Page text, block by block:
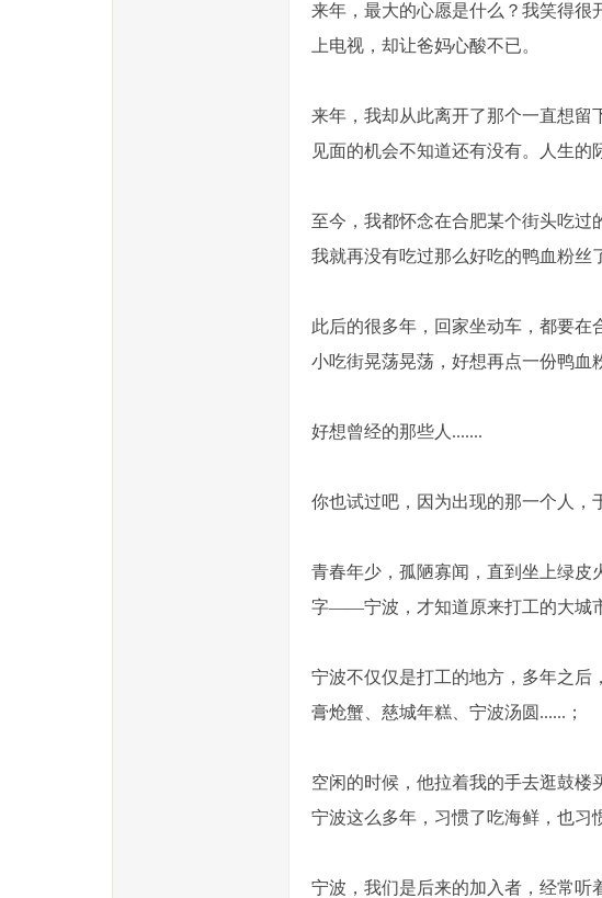
来年，最大的心愿是什么？我笑得很
上电视，却让爸妈心酸不已。
来年，我却从此离开了那个一直想留
见面的机会不知道还有没有。人生的
至今，我都怀念在合肥某个街头吃过
我就再没有吃过那么好吃的鸭血粉丝
此后的很多年，回家坐动车，都要
小吃街晃荡晃荡，好想再点一份鸭血
好想曾经的那些人.......
你也试过吧，因为出现的那一个人，
青春年少，孤陋寡闻，直到坐上绿皮
字——宁波，才知道原来打工的大城
宁波不仅仅是打工的地方，多年之后
膏炝蟹、慈城年糕、宁波汤圆......；
空闲的时候，他拉着我的手去逛鼓楼
宁波这么多年，习惯了吃海鲜，也习
宁波，我们是后来的加入者，经常听